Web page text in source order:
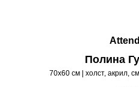
Полина
70х60 см | холст, акрил,